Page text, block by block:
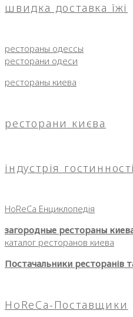
швидка доставка їжі
рестораны одессы
ресторани одеси
рестораны киева
ресторани києва
індустрія
HoReCa Енциклопедія
загородные рестораны
каталог ресторанов киева
Постачальники ресторанів
HoReCa-Поставщики